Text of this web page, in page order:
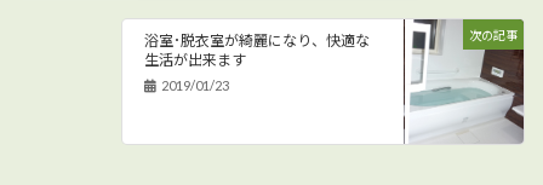
次の記事
浴室･脱衣室が綺麗になり、快適な
生活が出来ます
2019/01/23